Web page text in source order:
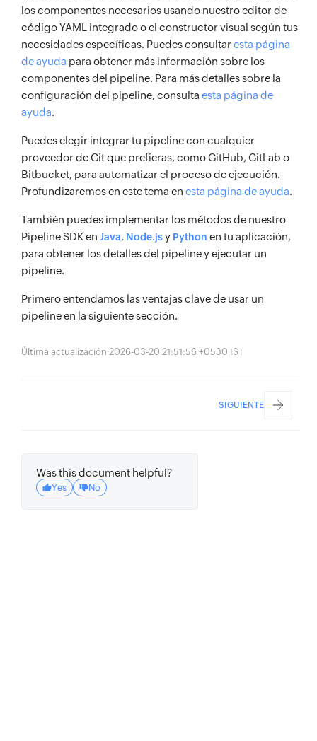
los componentes necesarios usando nuestro editor de
código YAML integrado o el constructor visual según tus
necesidades específicas. Puedes consultar esta página
de ayuda para obtener más información sobre los
componentes del pipeline. Para más detalles sobre la
configuración del pipeline, consulta esta página de
ayuda.
Puedes elegir integrar tu pipeline con cualquier
proveedor de Git que prefieras, como GitHub, GitLab o
Bitbucket, para automatizar el proceso de ejecución.
Profundizaremos en este tema en esta página de ayuda.
También puedes implementar los métodos de nuestro
Pipeline SDK en Java, Node.jsy Python en tu aplicación,
para obtener los detalles del pipeline y ejecutar un
pipeline.
Primero entendamos las ventajas clave de usar un
pipeline en la siguiente sección.
Última actualización 2026-03-20 21:51:56 +0530 IST
SIGUIENTE
Was this document helpful?
Yes No